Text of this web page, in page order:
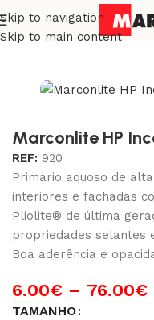
Skip to navigation
Skip to main content
Início /Exterior/
Marconlite HP
REF: 920
Primário aquoso de
interiores e fachadas
Pliolite® de última
propriedades selantes
Boa aderência e
6.00€ – 76.00€
TAMANHO